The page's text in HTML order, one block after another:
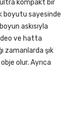
ultra kompakt bir
boyutu sayesinde
askısıyla
ve hatta
zamanlarda şık
olur. Ayrıca